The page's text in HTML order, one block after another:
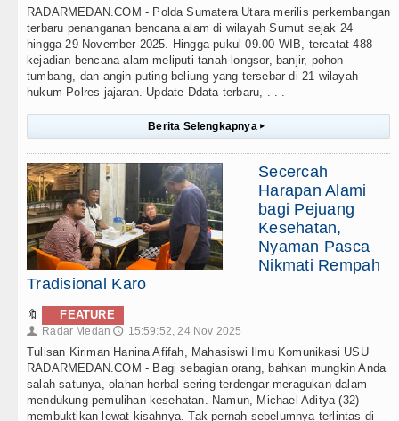
RADARMEDAN.COM - Polda Sumatera Utara merilis perkembangan
terbaru penanganan bencana alam di wilayah Sumut sejak 24
hingga 29 November 2025. Hingga pukul 09.00 WIB, tercatat 488
kejadian bencana alam meliputi tanah longsor, banjir, pohon
tumbang, dan angin puting beliung yang tersebar di 21 wilayah
hukum Polres jajaran. Update Ddata terbaru, . . .
Berita Selengkapnya ▸
Secercah
Harapan Alami
bagi Pejuang
Kesehatan,
Nyaman Pasca
Nikmati Rempah
Tradisional Karo
🔖 FEATURE
👤 Radar Medan 🕔 15:59:52, 24 Nov 2025
Tulisan Kiriman Hanina Afifah, Mahasiswi Ilmu Komunikasi USU
RADARMEDAN.COM - Bagi sebagian orang, bahkan mungkin Anda
salah satunya, olahan herbal sering terdengar meragukan dalam
mendukung pemulihan kesehatan. Namun, Michael Aditya (32)
membuktikan lewat kisahnya. Tak pernah sebelumnya terlintas di